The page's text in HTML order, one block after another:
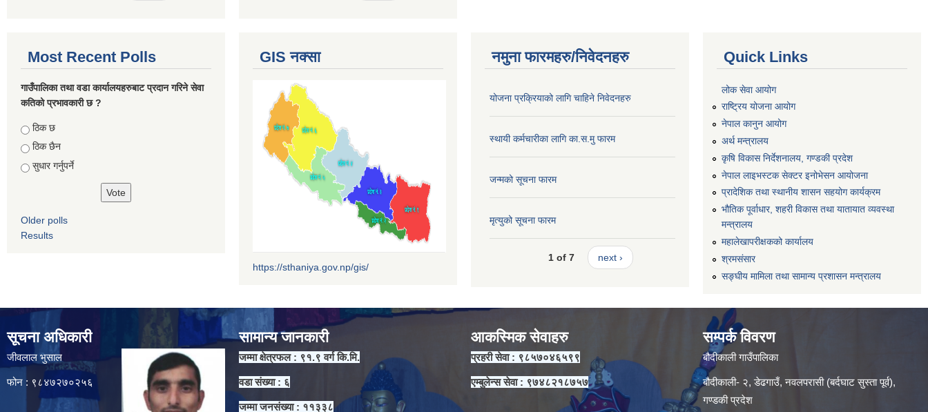
Most Recent Polls
गाउँपालिका तथा वडा कार्यालयहरुबाट प्रदान गरिने सेवा
कतिको प्रभावकारी छ ?
Choices
ठिक छ
ठिक छैन
सुधार गर्नुपर्ने
Older polls
Results
GIS नक्सा
https://sthaniya.gov.np/gis/
नमुना फारमहरु/निवेदनहरु
योजना प्रक्रियाको लागि चाहिने निवेदनहरु
स्थायी कर्मचारीका लागि का.स.मु फारम
जन्मको सूचना फारम
मृत्युको सूचना फारम
1 of 7 next ›
Quick Links
लोक सेवा आयोग
राष्ट्रिय योजना आयोग
नेपाल कानुन आयोग
अर्थ मन्त्रालय
कृषि विकास निर्देशनालय, गण्डकी प्रदेश
नेपाल लाइभस्टक सेक्टर इनोभेसन आयोजना
प्रादेशिक तथा स्थानीय शासन सहयोग कार्यक्रम
भौतिक पूर्वाधार, शहरी विकास तथा यातायात व्यवस्था
मन्त्रालय
महालेखापरीक्षकको कार्यालय
श्रमसंसार
सङ्घीय मामिला तथा सामान्य प्रशासन मन्त्रालय
सूचना अधिकारी
जीवलाल भुसाल
फोन : ९८४७२७०२५६
सामान्य जानकारी
जम्मा क्षेत्रफल : ९१.९ वर्ग कि.मि.
वडा संख्या : ६
जम्मा जनसंख्या : ११३३८
आकस्मिक सेवाहरु
प्रहरी सेवा : ९८५७०४६५९९
एम्बुलेन्स सेवा : ९७४८२१८७५७
सम्पर्क विवरण
बौदीकाली गाउँपालिका
बौदीकाली- २, डेढगाउँ, नवलपरासी (बर्दघाट सुस्ता पूर्व),
गण्डकी प्रदेश